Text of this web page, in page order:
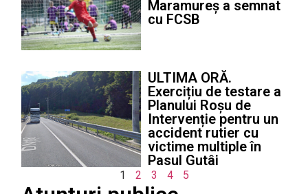
Maramureș a semnat
cu FCSB
ULTIMA ORĂ.
Exercițiu de testare a
Planului Roșu de
Intervenție pentru un
accident rutier cu
victime multiple în
Pasul Gutâi
1 2 3 4 5